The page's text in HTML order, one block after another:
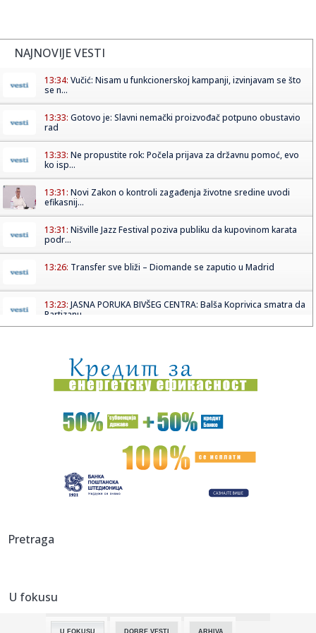
NAJNOVIJE VESTI
13:34: Vučić: Nisam u funkcionerskoj kampanji, izvinjavam se što
se n...
13:33: Gotovo je: Slavni nemački proizvođač potpuno obustavio
rad
13:33: Ne propustite rok: Počela prijava za državnu pomoć, evo
ko isp...
13:31: Novi Zakon o kontroli zagađenja životne sredine uvodi
efikasnij...
13:31: Nišville Jazz Festival poziva publiku da kupovinom karata
podr...
13:26: Transfer sve bliži – Diomande se zaputio u Madrid
13:23: JASNA PORUKA BIVŠEG CENTRA: Balša Koprivica smatra da
Partizanu...
13:22:Spremite se: Sledeće godine nas čeka poseban iPhone?
13:22:Opljačkan muzej Žaka Širaka
Pavlović: Posle 15 godina Niš dobija studentski dom sa
13:17:Tramp dolazi u Srbiju?
evropskih...
13:16:
Pretraga
U fokusu
U FOKUSU DOBRE VESTI ARHIVA